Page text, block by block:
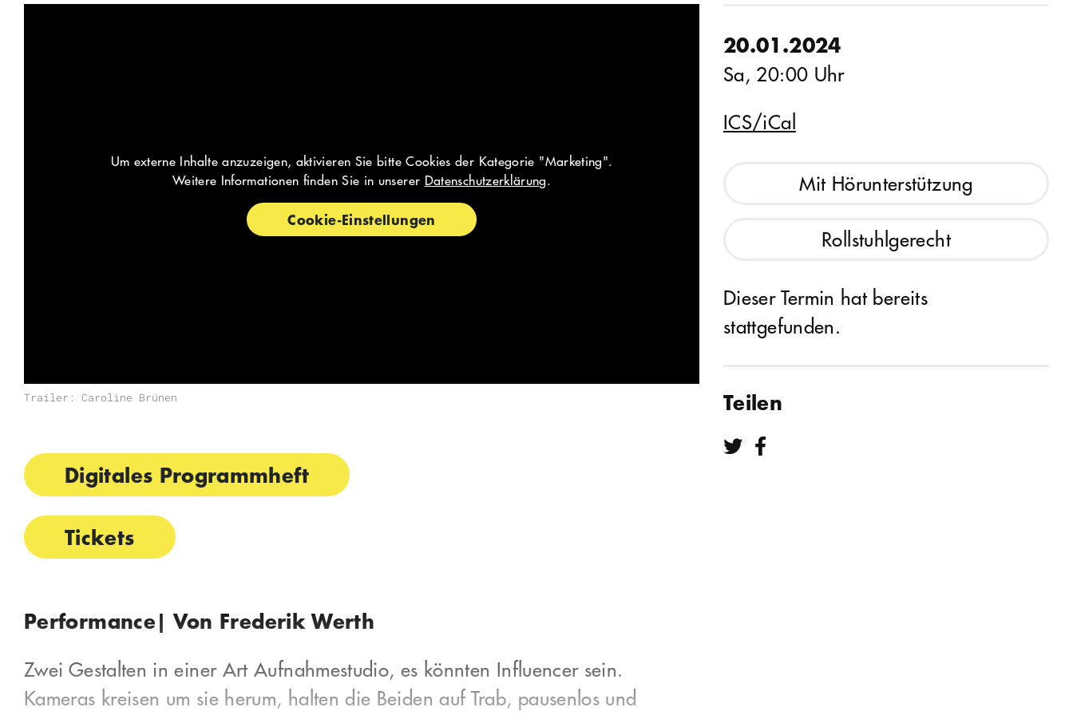
Um externe Inhalte anzuzeigen, aktivieren Sie bitte Cookies der Kategorie "Marketing".
Weitere Informationen finden Sie in unserer Datenschutzerklärung.
Cookie-Einstellungen
Trailer: Caroline Brünen
Digitales Programmheft
Tickets
Performance| Von Frederik Werth
Zwei Gestalten in einer Art Aufnahmestudio, es könnten Influencer sein.
Kameras kreisen um sie herum, halten die Beiden auf Trab, pausenlos und
20.01.2024
Sa, 20:00 Uhr
ICS/iCal
Mit Hörunterstützung
Rollstuhlgerecht
Dieser Termin hat bereits
stattgefunden.
Teilen
Teilen bei Twitter